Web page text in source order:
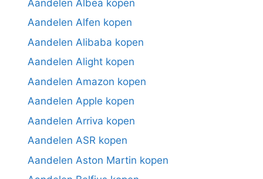
Aandelen Albea kopen
Aandelen Alfen kopen
Aandelen Alibaba kopen
Aandelen Alight kopen
Aandelen Amazon kopen
Aandelen Apple kopen
Aandelen Arriva kopen
Aandelen ASR kopen
Aandelen Aston Martin kopen